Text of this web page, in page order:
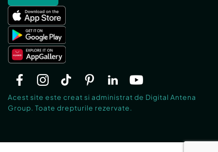
Acest site este creat si administrat de Digital Antena
Group. Toate drepturile rezervate.